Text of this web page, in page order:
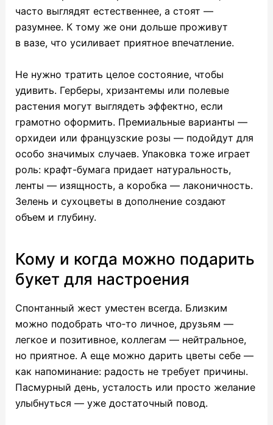
часто выглядят естественнее, а стоят —
разумнее. К тому же они дольше проживут
в вазе, что усиливает приятное впечатление.
Не нужно тратить целое состояние, чтобы
удивить. Герберы, хризантемы или полевые
растения могут выглядеть эффектно, если
грамотно оформить. Премиальные варианты —
орхидеи или французские розы — подойдут для
особо значимых случаев. Упаковка тоже играет
роль: крафт-бумага придает натуральность,
ленты — изящность, а коробка — лаконичность.
Зелень и сухоцветы в дополнение создают
объем и глубину.
Кому и когда можно подарить
букет для настроения
Спонтанный жест уместен всегда. Близким
можно подобрать что‑то личное, друзьям —
легкое и позитивное, коллегам — нейтральное,
но приятное. А еще можно дарить цветы себе —
как напоминание: радость не требует причины.
Пасмурный день, усталость или просто желание
улыбнуться — уже достаточный повод.